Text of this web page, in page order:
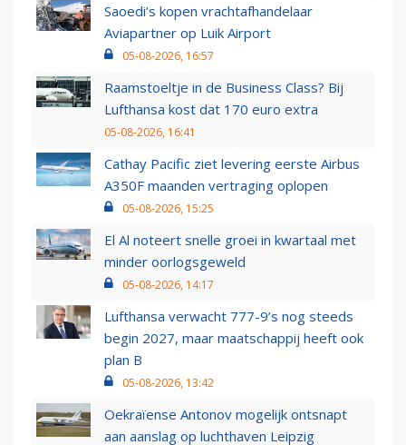
Saoedi’s kopen vrachtafhandelaar
Aviapartner op Luik Airport
05-08-2026, 16:57
Raamstoeltje in de Business Class? Bij
Lufthansa kost dat 170 euro extra
05-08-2026, 16:41
Cathay Pacific ziet levering eerste Airbus
A350F maanden vertraging oplopen
05-08-2026, 15:25
El Al noteert snelle groei in kwartaal met
minder oorlogsgeweld
05-08-2026, 14:17
Lufthansa verwacht 777-9’s nog steeds
begin 2027, maar maatschappij heeft ook
plan B
05-08-2026, 13:42
Oekraïense Antonov mogelijk ontsnapt
aan aanslag op luchthaven Leipzig